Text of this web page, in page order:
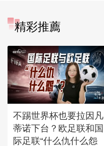
精彩推薦
不踢世界杯也要拉因凡
蒂诺下台？欧足联和国
际足联“什么仇什么怨